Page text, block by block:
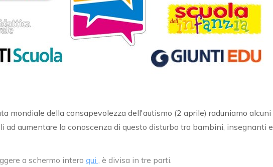
mondiale della consapevolezza dell'autismo (2 aprile) raduniamo alcuni
ad aumentare la conoscenza di questo disturbo tra bambini, insegnanti e
a schermo intero qui , è divisa in tre parti.